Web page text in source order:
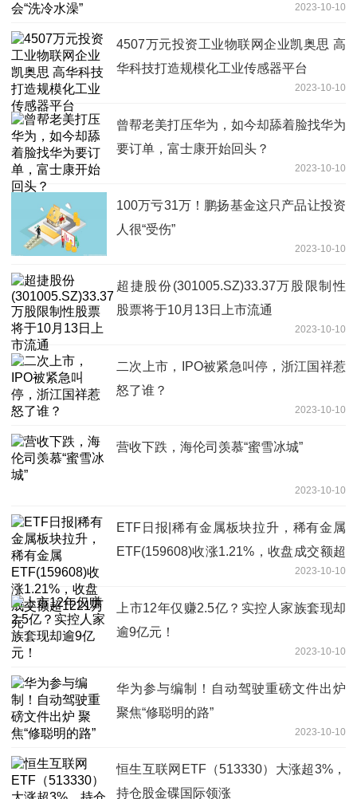
2023-10-10
4507万元投资工业物联网企业凯奥思 高
华科技打造规模化工业传感器平台
2023-10-10
曾帮老美打压华为，如今却舔着脸找华为
要订单，富士康开始回头？
2023-10-10
100万亏31万！鹏扬基金这只产品让投资
人很“受伤”
2023-10-10
超捷股份(301005.SZ)33.37万股限制性
股票将于10月13日上市流通
2023-10-10
二次上市，IPO被紧急叫停，浙江国祥惹
怒了谁？
2023-10-10
营收下跌，海伦司羡慕“蜜雪冰城”
2023-10-10
ETF日报|稀有金属板块拉升，稀有金属
ETF(159608)收涨1.21%，收盘成交额超
2023-10-10
上市12年仅赚2.5亿？实控人家族套现却
逾9亿元！
2023-10-10
华为参与编制！自动驾驶重磅文件出炉
聚焦“修聪明的路”
2023-10-10
恒生互联网ETF（513330）大涨超3%，
持仓股金碟国际领涨